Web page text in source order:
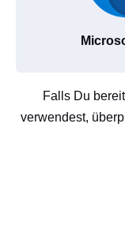
Falls Du
verwendest,